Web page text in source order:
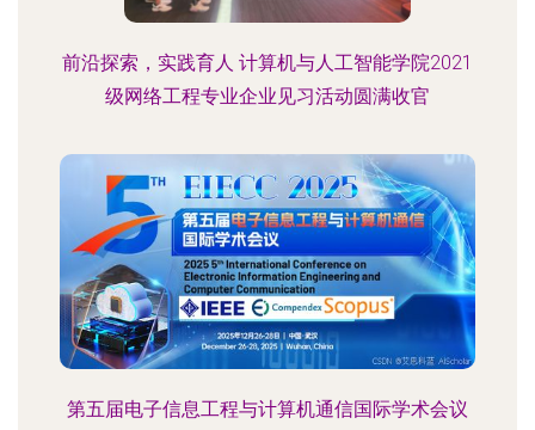
前沿探索，实践育人 计算机与人工智能学院2021
级网络工程专业企业见习活动圆满收官
第五届电子信息工程与计算机通信国际学术会议